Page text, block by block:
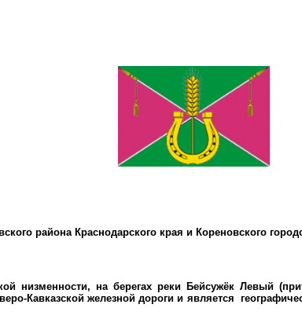
района Краснодарского края и Кореновского
низменности, на берегах реки Бейсужёк Левый
Кавказской железной дороги и является